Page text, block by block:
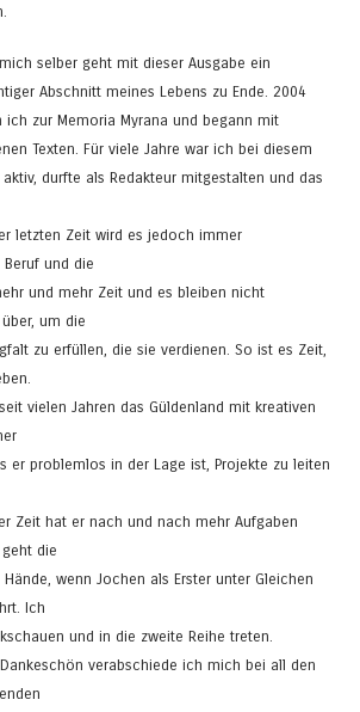
selber geht mit dieser Ausgabe ein
Abschnitt meines Lebens zu Ende. 2004
ich zur Memoria Myrana und begann mit
Texten. Für viele Jahre war ich bei diesem
durfte als Redakteur mitgestalten und das
letzten Zeit wird es jedoch immer
und die
und mehr Zeit und es bleiben nicht
um die
zu erfüllen, die sie verdienen. So ist es Zeit,
vielen Jahren das Güldenland mit kreativen
er problemlos in der Lage ist, Projekte zu leiten
Zeit hat er nach und nach mehr Aufgaben
die
wenn Jochen als Erster unter Gleichen
Ich
und in die zweite Reihe treten.
verabschiede ich mich bei all den